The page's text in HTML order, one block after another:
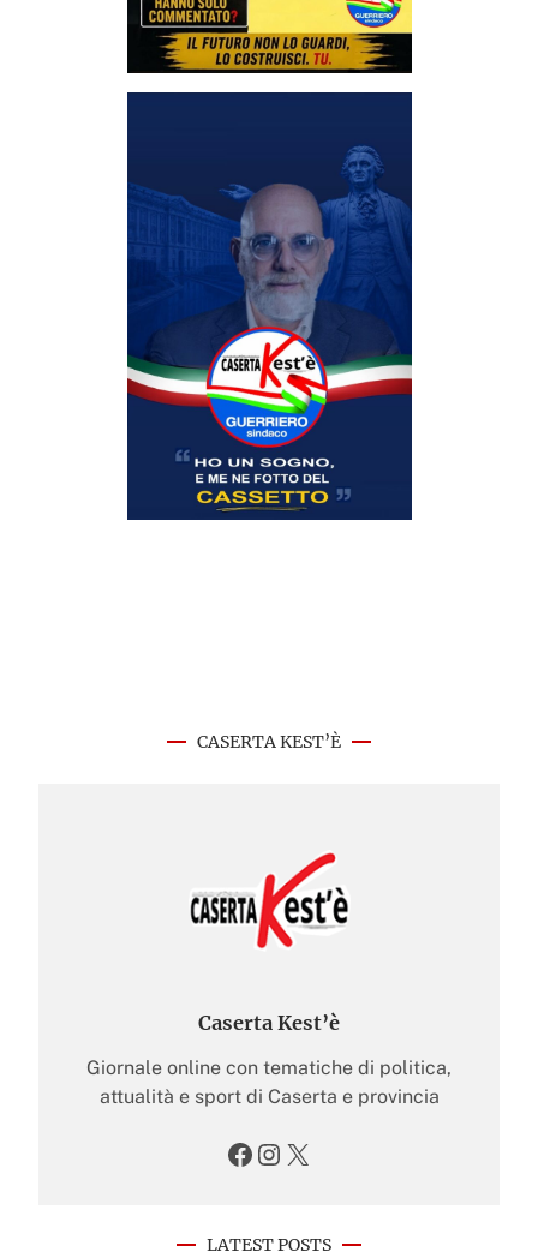
CASERTA KEST’È
Caserta Kest’è
Giornale online con tematiche di politica,
attualità e sport di Caserta e provincia
Facebook Instagram X
LATEST POSTS